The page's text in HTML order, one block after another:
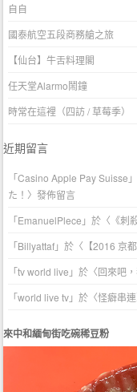
自自
國泰航空五段商務艙之旅
【仙台】牛舌料理閣
任天堂Alarmo鬧鐘
時常在這裡（四訪 / 草莓季）
近期留言
「Casino Apple Pay Suisse
た！ 〉發佈留言
「EmanuelPlece 」於〈 《刺
「Billyattaf」於〈 【2016 京
「tv world live 」於〈回來吧
「world live tv」於〈怪癖串連
來中和緬甸街吃碗稀豆粉